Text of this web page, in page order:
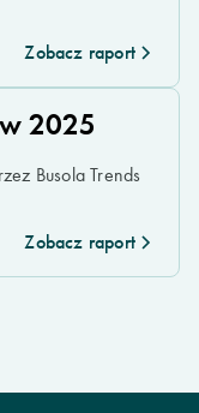
Zobacz raport
2025
Busola Trends
Zobacz raport